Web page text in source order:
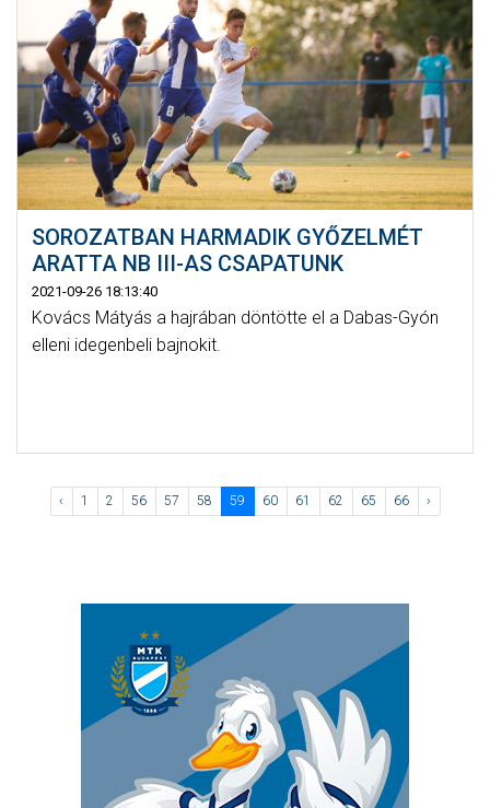
SOROZATBAN HARMADIK GYŐZELMÉT
ARATTA NB III-AS CSAPATUNK
2021-09-26 18:13:40
Kovács Mátyás a hajrában döntötte el a Dabas-Gyón
elleni idegenbeli bajnokit.
‹ 1 2 56 57 58 59 60 61 62 65 66 ›